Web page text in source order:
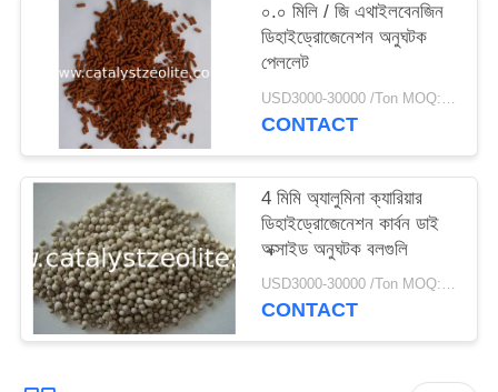
০.০ মিলি / জি এথাইলবেনজিন
ডিহাইড্রোজেনেশন অনুঘটক
পেললেট
USD3000-30000 /Ton MOQ:1 কিলোগ্রাম
CONTACT
4 মিমি অ্যালুমিনা ক্যারিয়ার
ডিহাইড্রোজেনেশন কার্বন ডাই
অক্সাইড অনুঘটক বলগুলি
USD3000-30000 /Ton MOQ:1 কিলোগ্রাম
CONTACT